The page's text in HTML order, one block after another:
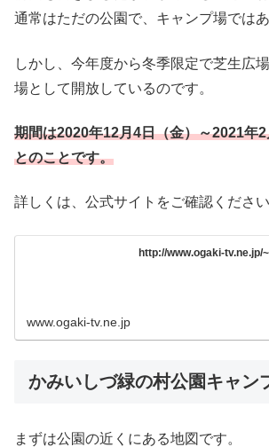
通常はただの公園で、キャンプ場ではあ
しかし、今年度から冬季限定で芝生広
場として開放しているのです。
期間は2020年12月4日（金）～2021年
とのことです。
詳しくは、公式サイトをご確認ください
http://www.ogaki-tv.ne.jp/
www.ogaki-tv.ne.jp
かみいしづ緑の村公園キャン
まずは公園の近くにある地図です。